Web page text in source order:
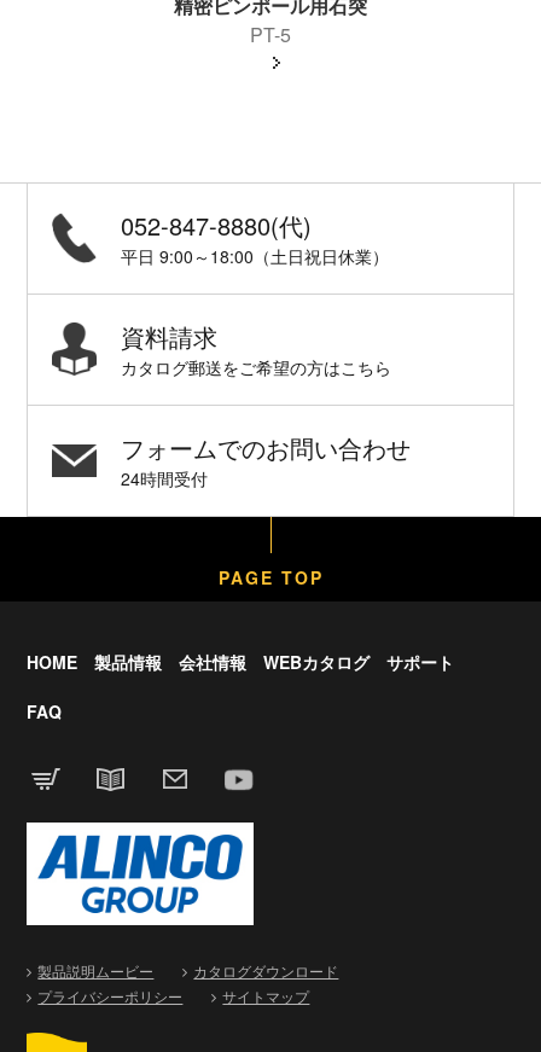
PT-5
052-847-8880(代)
平日 9:00～18:00（土日祝日休業）
資料請求
カタログ郵送をご希望の方はこちら
フォームでのお問い合わせ
24時間受付
PAGE TOP
HOME 製品情報 会社情報 WEBカタログ サポート
FAQ
製品説明ムービー
カタログダウンロード
プライバシーポリシー
サイトマップ